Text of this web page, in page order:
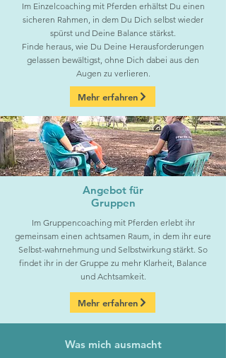
Im Einzelcoaching mit Pferden erhältst Du einen
sicheren Rahmen, in dem Du Dich selbst wieder
spürst und Deine Balance stärkst.
Finde heraus, wie Du Deine Herausforderungen
gelassen bewältigst, ohne Dich dabei aus den
Augen zu verlieren.
Mehr erfahren
Angebot für
Gruppen
Im Gruppencoaching mit Pferden erlebt ihr
gemeinsam einen achtsamen Raum, in dem ihr eure
Selbst-wahrnehmung und Selbstwirkung stärkt. So
findet ihr in der Gruppe zu mehr Klarheit, Balance
und Achtsamkeit.
Mehr erfahren
Was mich ausmacht